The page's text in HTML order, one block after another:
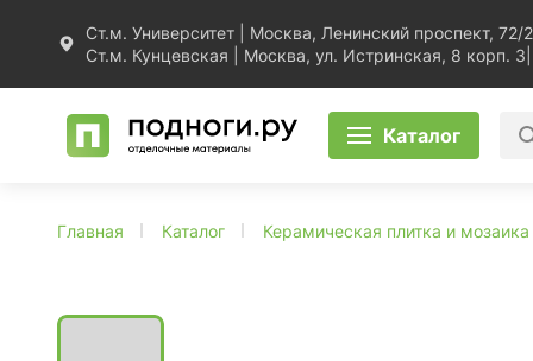
Ст.м. Университет | Москва, Ленинский проспект, 72/2
Ст.м. Кунцевская | Москва, ул. Истринская, 8 корп. 3
Каталог
Главная Каталог Керамическая плитка и мозаика